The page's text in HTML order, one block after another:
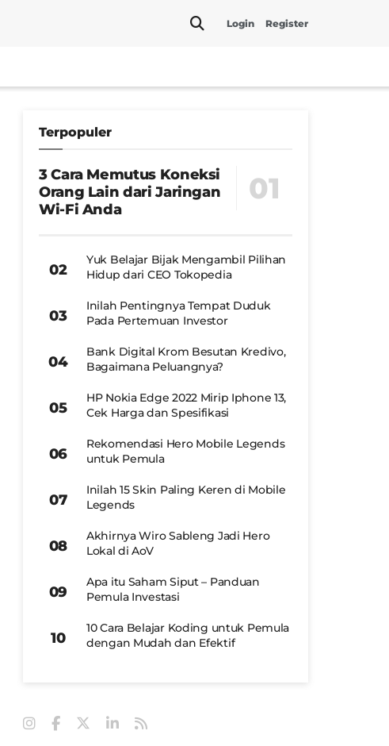
Login Register
Terpopuler
3 Cara Memutus Koneksi
Orang Lain dari Jaringan
Wi-Fi Anda
Yuk Belajar Bijak Mengambil Pilihan
Hidup dari CEO Tokopedia
Inilah Pentingnya Tempat Duduk
Pada Pertemuan Investor
Bank Digital Krom Besutan Kredivo,
Bagaimana Peluangnya?
HP Nokia Edge 2022 Mirip Iphone 13,
Cek Harga dan Spesifikasi
Rekomendasi Hero Mobile Legends
untuk Pemula
Inilah 15 Skin Paling Keren di Mobile
Legends
Akhirnya Wiro Sableng Jadi Hero
Lokal di AoV
Apa itu Saham Siput – Panduan
Pemula Investasi
10 Cara Belajar Koding untuk Pemula
dengan Mudah dan Efektif